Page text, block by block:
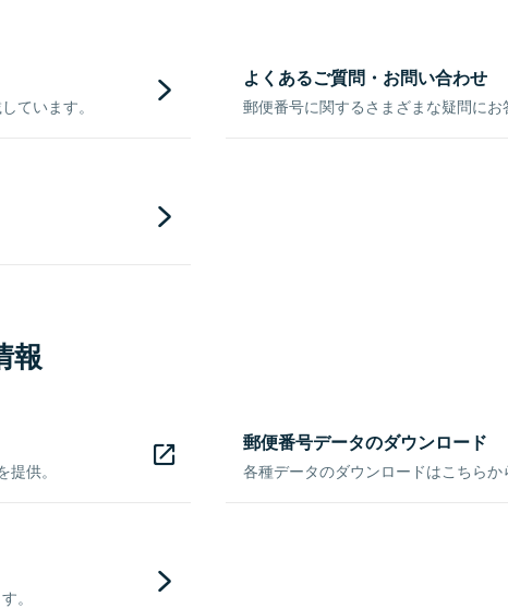
ています。
よくあるご質問・お問い合わせ
郵便番号に関するさまざまな疑問にお
報
供。
郵便番号データのダウンロード
各種データのダウンロードはこちらか
。